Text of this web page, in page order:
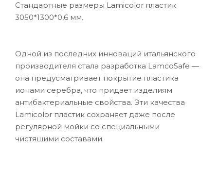
Стандартные размеры Lamicolor пластик
3050*1300*0,6 мм.
Одной из последних инноваций итальянского
производителя стала разработка LamcoSafe —
она предусматривает покрытие пластика
ионами серебра, что придает изделиям
антибактериальные свойства. Эти качества
Lamicolor пластик сохраняет даже после
регулярной мойки со специальными
чистящими составами.